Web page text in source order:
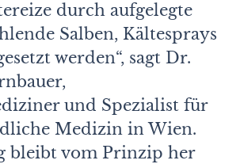
durch aufgelegte
Salben, Kältesprays
werden“, sagt Dr.
und Spezialist für
Medizin in Wien.
bleibt vom Prinzip her